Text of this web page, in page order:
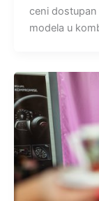
ceni
modela u